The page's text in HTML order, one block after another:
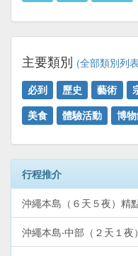
主要類別 (全部類別列
必到
歷史 藝術
美食
體驗活動 博
行程推介
沖繩本島（６天５夜）精
沖繩本島‧中部（２天１夜